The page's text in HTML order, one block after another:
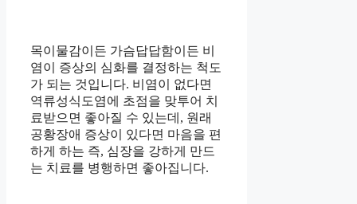
목이물감이든 가슴답답함이든 비
염이 증상의 심화를 결정하는 척도
가 되는 것입니다. 비염이 없다면
역류성식도염에 초점을 맞투어 치
료받으면 좋아질 수 있는데, 원래
공황장애 증상이 있다면 마음을 편
하게 하는 즉, 심장을 강하게 만드
는 치료를 병행하면 좋아집니다.